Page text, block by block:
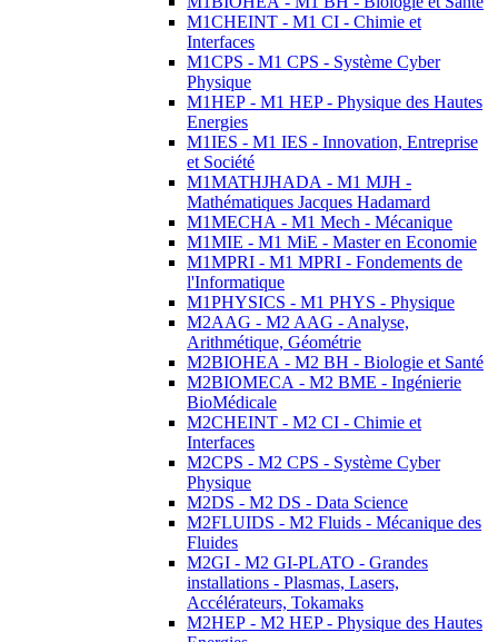
M1CHEINT - M1 CI - Chimie et
Interfaces
M1CPS - M1 CPS - Système Cyber
Physique
M1HEP - M1 HEP - Physique des Hautes
Energies
M1IES - M1 IES - Innovation, Entreprise
et Société
M1MATHJHADA - M1 MJH -
Mathématiques Jacques Hadamard
M1MECHA - M1 Mech - Mécanique
M1MIE - M1 MiE - Master en Economie
M1MPRI - M1 MPRI - Fondements de
l'Informatique
M1PHYSICS - M1 PHYS - Physique
M2AAG - M2 AAG - Analyse,
Arithmétique, Géométrie
M2BIOHEA - M2 BH - Biologie et Santé
M2BIOMECA - M2 BME - Ingénierie
BioMédicale
M2CHEINT - M2 CI - Chimie et
Interfaces
M2CPS - M2 CPS - Système Cyber
Physique
M2DS - M2 DS - Data Science
M2FLUIDS - M2 Fluids - Mécanique des
Fluides
M2GI - M2 GI-PLATO - Grandes
installations - Plasmas, Lasers,
Accélérateurs, Tokamaks
M2HEP - M2 HEP - Physique des Hautes